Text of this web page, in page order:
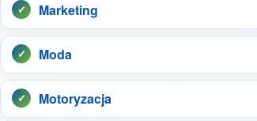
Marketing
Moda
Motoryzacja